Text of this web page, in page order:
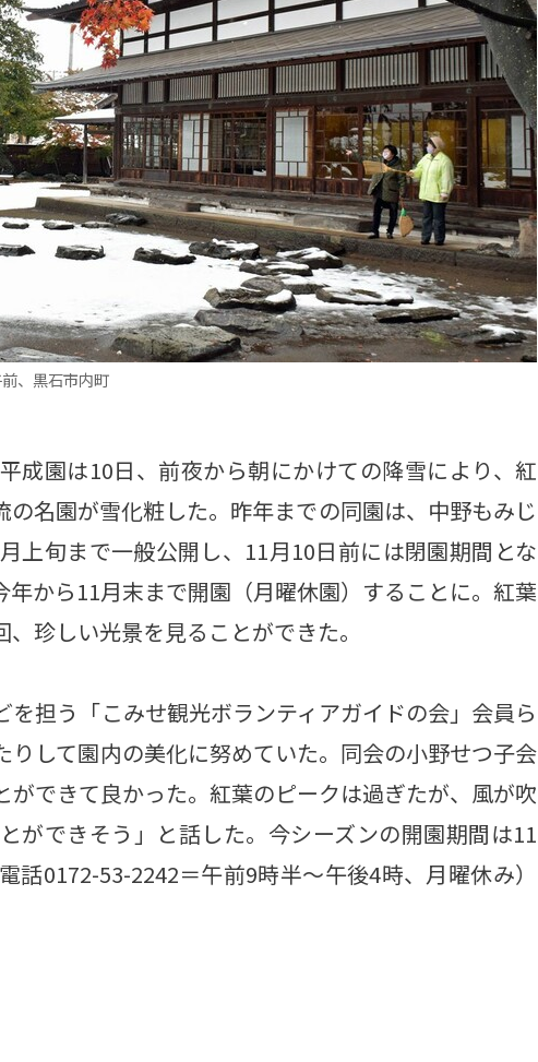
、黒石市内町
成園は10日、前夜から朝にかけての降雪により、紅
名園が雪化粧した。昨年までの同園は、中野もみじ
上旬まで一般公開し、11月10日前には閉園期間とな
から11月末まで開園（月曜休園）することに。紅葉
珍しい光景を見ることができた。
担う「こみせ観光ボランティアガイドの会」会員ら
して園内の美化に努めていた。同会の小野せつ子会
できて良かった。紅葉のピークは過ぎたが、風が吹
ができそう」と話した。今シーズンの開園期間は11
話0172-53-2242＝午前9時半～午後4時、月曜休み）